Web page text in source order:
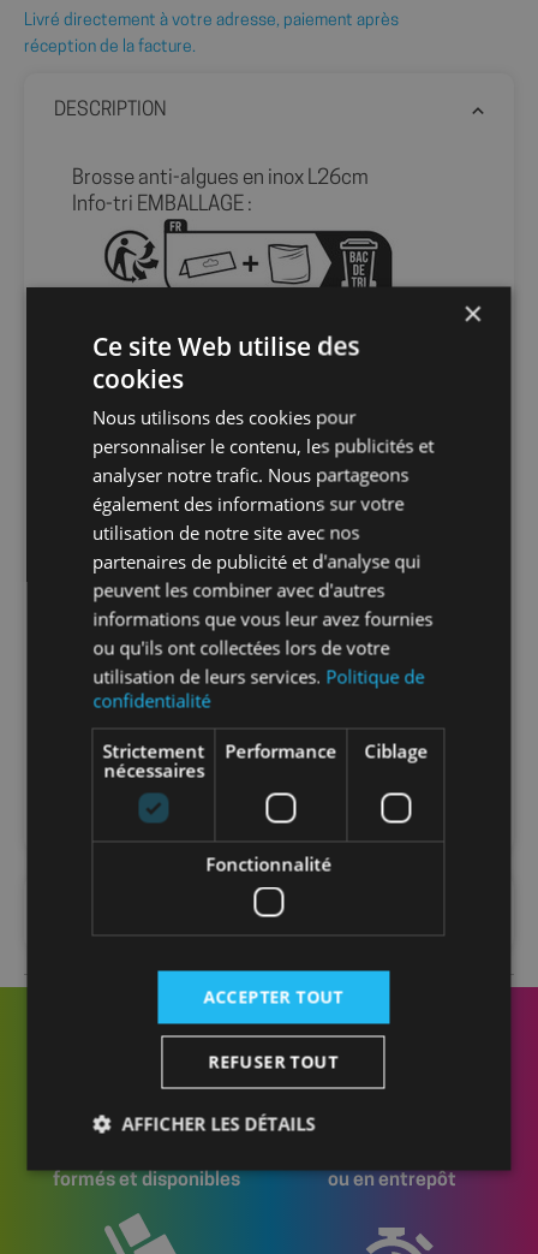
Livré directement à votre adresse, paiement après
réception de la facture.
DESCRIPTION
Brosse anti-algues en inox L26cm
Info-tri EMBALLAGE :
de nos produits
Nombre par
unité
1
Nombre par
carton
12
Nombre par
palette
360
Matière
formés et disponibles
ou en entrepôt
×
Ce site Web utilise des
cookies
Nous utilisons des cookies pour
personnaliser le contenu, les publicités et
analyser notre trafic. Nous partageons
également des informations sur votre
utilisation de notre site avec nos
partenaires de publicité et d'analyse qui
peuvent les combiner avec d'autres
informations que vous leur avez fournies
ou qu'ils ont collectées lors de votre
utilisation de leurs services. Politique de
confidentialité
Strictement
nécessaires
Performance Ciblage
Fonctionnalité
ACCEPTER TOUT
REFUSER TOUT
AFFICHER LES DÉTAILS
Strictement nécessaires